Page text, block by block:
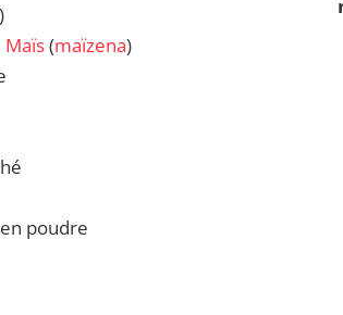
Maïs(maïzena)
poudre